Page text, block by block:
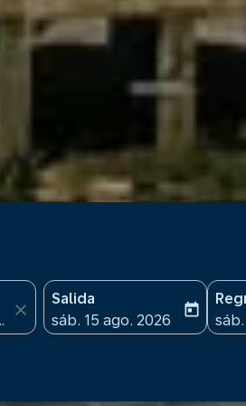
close
Salida
fc-booking-departure-
sáb. 15 ago. 2026
today
fc-